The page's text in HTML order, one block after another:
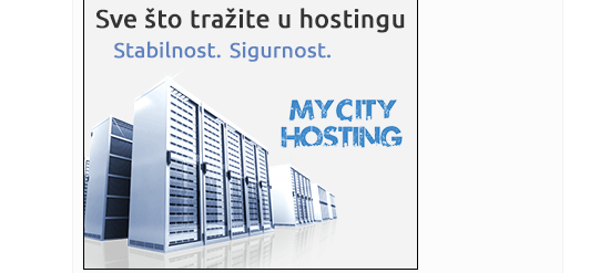
14:46: Igraće sa Partizanom: Poznata ekipa dolazi u Beograd!
14:46:
14:45:Velika promena stiže na puteve Srbije: Policajci dobijaju
posebn...
14:35:Изложба Весне Хаби „Светлост” од 10...
14:37:Blokaderski mediji tuguju: Hromos gasi proizvodnju u